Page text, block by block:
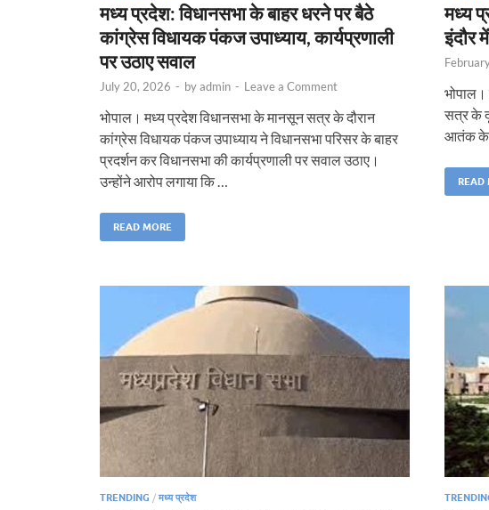
मध्य प्रदेश: विधानसभा के बाहर धरने पर बैठे
कांग्रेस विधायक पंकज उपाध्याय, कार्यप्रणाली
पर उठाए सवाल
July 20, 2026 - byadmin - Leave a Comment
भोपाल। मध्य प्रदेश विधानसभा के मानसून सत्र के दौरान
कांग्रेस विधायक पंकज उपाध्याय ने विधानसभा परिसर के बाहर
प्रदर्शन कर विधानसभा की कार्यप्रणाली पर सवाल उठाए।
उन्होंने आरोप लगाया कि …
READ MORE
मध्य
इंदौर
सत्र के
आतंक के
READ
TRENDING / मध्य प्रदेश